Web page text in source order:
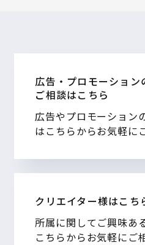
広告・プロモーション
ご相談はこちら
広告やプロモーション
はこちらからお気軽に
クリエイター様はこち
所属に関してご興味あ
こちらからお気軽にご